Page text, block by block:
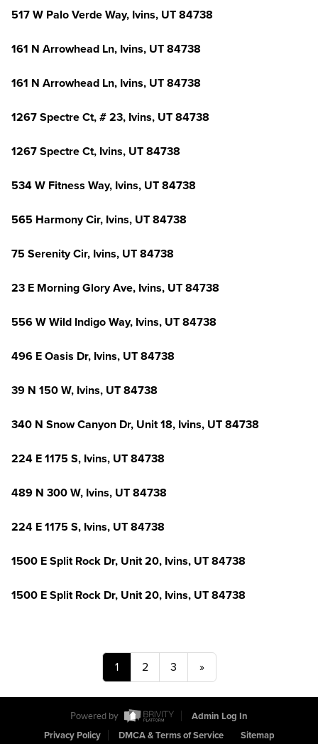
517 W Palo Verde Way, Ivins, UT 84738
161 N Arrowhead Ln, Ivins, UT 84738
161 N Arrowhead Ln, Ivins, UT 84738
1267 Spectre Ct, # 23, Ivins, UT 84738
1267 Spectre Ct, Ivins, UT 84738
534 W Fitness Way, Ivins, UT 84738
565 Harmony Cir, Ivins, UT 84738
75 Serenity Cir, Ivins, UT 84738
23 E Morning Glory Ave, Ivins, UT 84738
556 W Wild Indigo Way, Ivins, UT 84738
496 E Oasis Dr, Ivins, UT 84738
39 N 150 W, Ivins, UT 84738
340 N Snow Canyon Dr, Unit 18, Ivins, UT 84738
224 E 1175 S, Ivins, UT 84738
489 N 300 W, Ivins, UT 84738
224 E 1175 S, Ivins, UT 84738
1500 E Split Rock Dr, Unit 20, Ivins, UT 84738
1500 E Split Rock Dr, Unit 20, Ivins, UT 84738
1 2 3 »
Powered by
Admin Log In
Privacy Policy
DMCA & Terms of Service Sitemap